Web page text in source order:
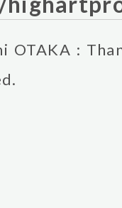
OTAKA :